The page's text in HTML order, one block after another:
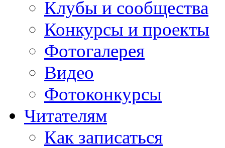
Клубы и сообщества
Конкурсы и проекты
Фотогалерея
Видео
Фотоконкурсы
Читателям
Как записаться